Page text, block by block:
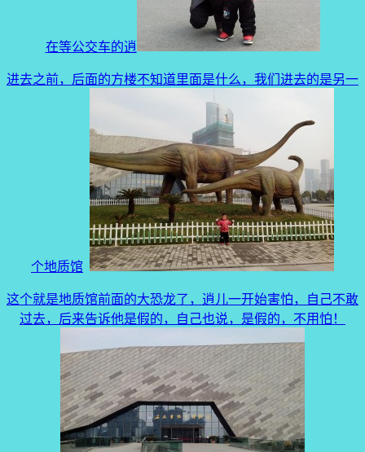
在等公交车的逍
进去之前，后面的方楼不知道里面是什么，我们进去的是另一
个地质馆
这个就是地质馆前面的大恐龙了，逍儿一开始害怕，自己不敢
过去，后来告诉他是假的，自己也说，是假的，不用怕！